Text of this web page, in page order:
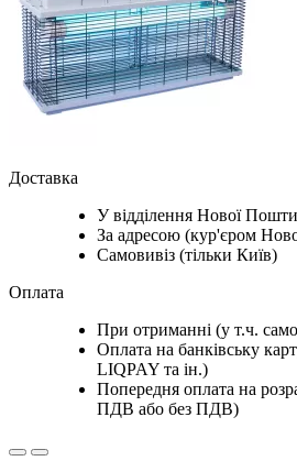
Доставка
У відділення Нової
За адресою (кур'єром
Самовивіз (тільки Київ)
Оплата
При отриманні (у т.ч.
Оплата на банківську
LIQPAY та ін.)
Попередня оплата на
ПДВ або без ПДВ)